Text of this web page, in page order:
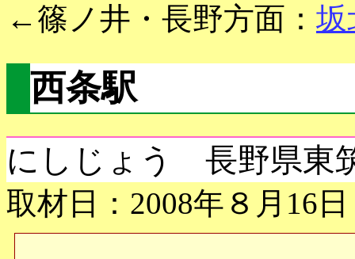
←篠ノ井・長野方面： 坂
西条駅
にしじょう 長野県東
取材日：2008年８月16日